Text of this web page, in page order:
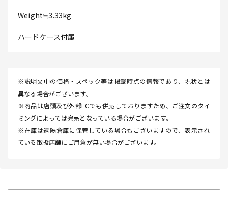
Weight≒3.33kg
ハードケース付属
※説明文中の価格・スペック等は掲載時点の情報であり、現状とは
異なる場合がございます。
※商品は店頭及び外部ECでも併売しておりますため、ご注文のタイ
ミングによっては完売となっている場合がございます。
※在庫は遠隔倉庫に保管している場合もございますので、表示され
ている取扱店舗にご用意が無い場合がございます。